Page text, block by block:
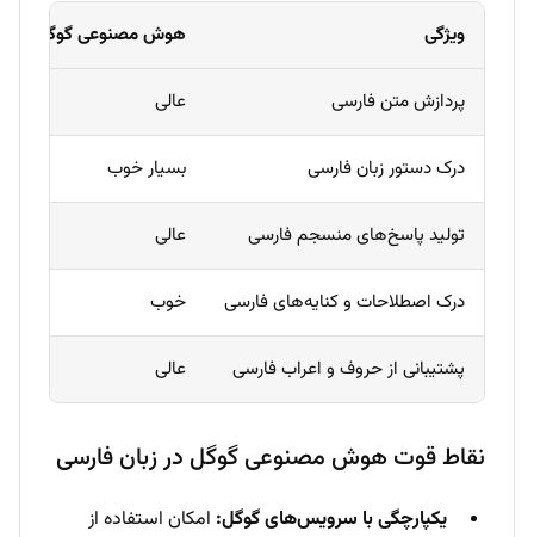
ویژگی هوش مصنوعی گوگل
پردازش متن فارسی عالی
درک دستور زبان فارسی بسیار خوب
تولید پاسخ‌های منسجم فارسی عالی
درک اصطلاحات و کنایه‌های فارسی خوب
پشتیبانی از حروف و اعراب فارسی عالی
نقاط قوت هوش مصنوعی گوگل در زبان فارسی
یکپارچگی با سرویس‌های گوگل: امکان استفاده از